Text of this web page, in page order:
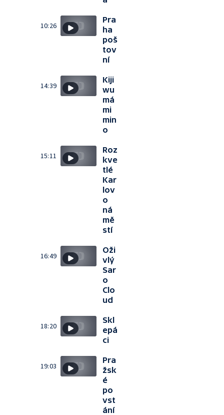
10:26
Pra
ha
poš
tov
ní
14:39
Kiji
wu
má
mi
min
o
15:11
Roz
kve
tlé
Kar
lov
o
ná
mě
stí
16:49
Oži
vlý
Sar
o
Clo
ud
18:20
Skl
epá
ci
19:03
Pra
žsk
é
po
vst
ání